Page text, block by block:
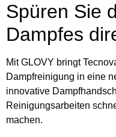
Spüren Sie
Dampfes
MitGLOVY bringt
Dampfreinigung in eine
innovative
Reinigungsarbeiten
machen.